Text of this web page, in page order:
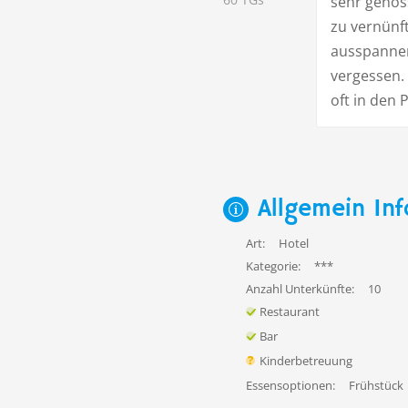
zu
oft in den
Allgemein
Art:
Hotel
Kategorie:
***
Anzahl Unterkünfte:
10
Restaurant
Bar
Kinderbetreuung
Essensoptionen:
Frühstück